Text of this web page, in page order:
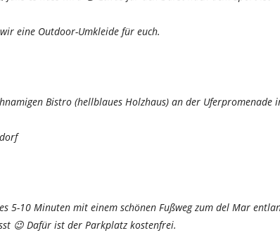
eine Outdoor-Umkleide für euch.
Bistro (hellblaues Holzhaus) an der Uferpromenade
5-10 Minuten mit einem schönen Fußweg zum del Mar
😉 Dafür ist der Parkplatz kostenfrei.